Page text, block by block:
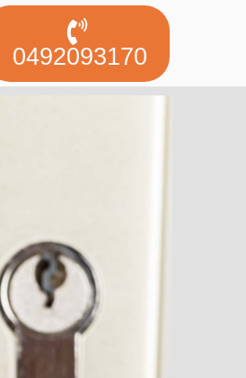
0492093170